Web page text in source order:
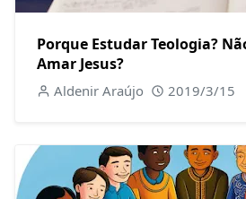
Porque Estudar Teologia?
Amar Jesus?
Aldenir Araújo 2019/3/15